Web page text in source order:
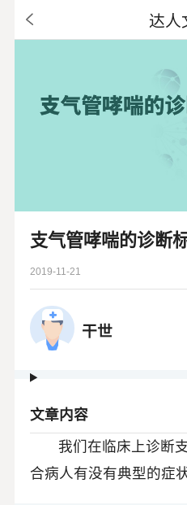
达人
支气管哮喘的诊断
2019-11-21
干世
文章内容
我们在临床上诊断
合病人有没有典型的症